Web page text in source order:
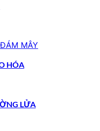
MÂY
HÓA
LỬA